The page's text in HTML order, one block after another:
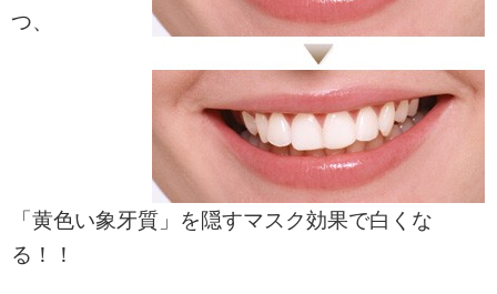
つ、
「黄色い象牙質」を隠すマスク効果で白くな
る！！